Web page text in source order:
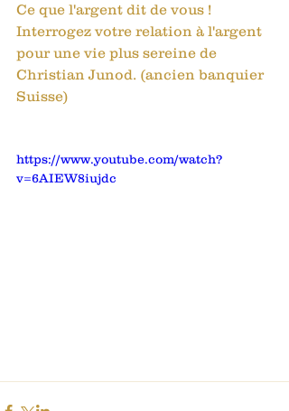
Ce que l'argent dit de vous !
Interrogez votre relation à l'argent
pour une vie plus sereine de
Christian Junod. (ancien banquier
Suisse)
https://www.youtube.com/watch?
v=6AIEW8iujdc